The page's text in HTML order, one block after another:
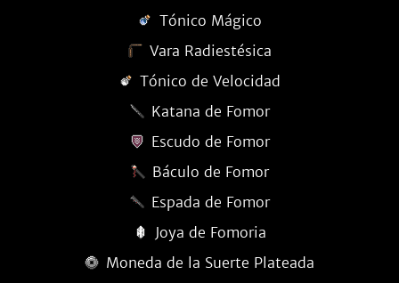
Tónico Mágico
Vara Radiestésica
Tónico de Velocidad
Katana de Fomor
Escudo de Fomor
Báculo de Fomor
Espada de Fomor
Joya de Fomoria
Moneda de la Suerte Plateada